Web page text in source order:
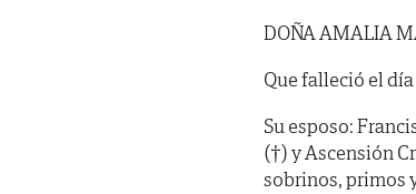
DOÑA AMALIA
Que falleció el
Su esposo:
(†) y Ascensión
sobrinos, primos